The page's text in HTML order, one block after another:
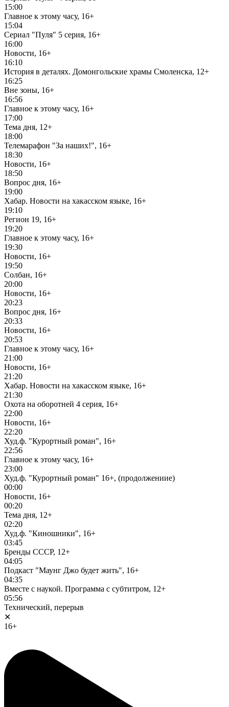
15:00
Главное к этому часу, 16+
15:04
Сериал "Пуля" 5 серия, 16+
16:00
Новости, 16+
16:10
История в деталях. Домонгольские храмы Смоленска, 12+
16:25
Вне зоны, 16+
16:56
Главное к этому часу, 16+
17:00
Тема дня, 12+
18:00
Телемарафон "За наших!", 16+
18:30
Новости, 16+
18:50
Вопрос дня, 16+
19:00
Хабар. Новости на хакасском языке, 16+
19:10
Регион 19, 16+
19:20
Главное к этому часу, 16+
19:30
Новости, 16+
19:50
Солбан, 16+
20:00
Новости, 16+
20:23
Вопрос дня, 16+
20:33
Новости, 16+
20:53
Главное к этому часу, 16+
21:00
Новости, 16+
21:20
Хабар. Новости на хакасском языке, 16+
21:30
Охота на оборотней 4 серия, 16+
22:00
Новости, 16+
22:20
Худ.ф. "Курортный роман", 16+
22:56
Главное к этому часу, 16+
23:00
Худ.ф. "Курортный роман" 16+, (продолжениие)
00:00
Новости, 16+
00:20
Тема дня, 12+
02:20
Худ.ф. "Киношники", 16+
03:45
Бренды СССР, 12+
04:05
Подкаст "Маунг Джо будет жить", 16+
04:35
Вместе с наукой. Программа с субтитром, 12+
05:56
Технический, перерыв
✕
16+